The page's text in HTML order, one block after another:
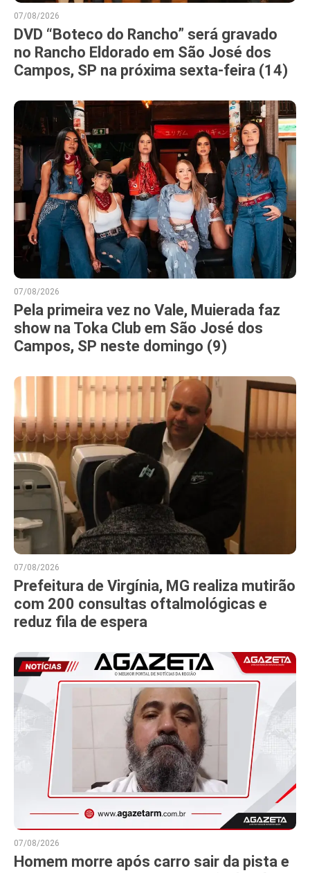
07/08/2026
DVD “Boteco do Rancho” será gravado
no Rancho Eldorado em São José dos
Campos, SP na próxima sexta-feira (14)
07/08/2026
Pela primeira vez no Vale, Muierada faz
show na Toka Club em São José dos
Campos, SP neste domingo (9)
07/08/2026
Prefeitura de Virgínia, MG realiza mutirão
com 200 consultas oftalmológicas e
reduz fila de espera
07/08/2026
Homem morre após carro sair da pista e